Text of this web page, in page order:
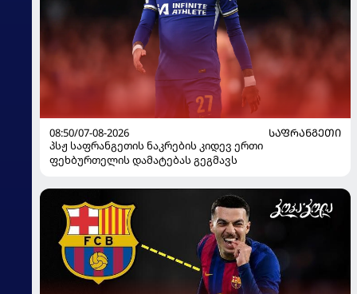
08:50/07-08-2026
ᲡᲐᲤᲠᲐᲜᲒᲔᲗᲘ
პსჟ საფრანგეთის ნაკრების კიდევ ერთი
ფეხბურთელის დამატებას გეგმავს